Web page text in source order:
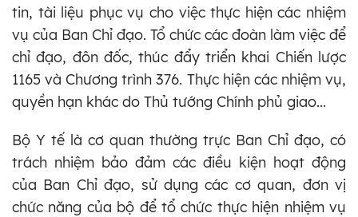
tin, tài liệu phục vụ cho việc thực hiện các nhiệm
vụ của Ban Chỉ đạo. Tổ chức các đoàn làm việc để
chỉ đạo, đôn đốc, thúc đẩy triển khai Chiến lược
1165 và Chương trình 376. Thực hiện các nhiệm vụ,
quyền hạn khác do Thủ tướng Chính phủ giao...
Bộ Y tế là cơ quan thường trực Ban Chỉ đạo, có
trách nhiệm bảo đảm các điều kiện hoạt động
của Ban Chỉ đạo, sử dụng các cơ quan, đơn vị
chức năng của bộ để tổ chức thực hiện nhiệm vụ